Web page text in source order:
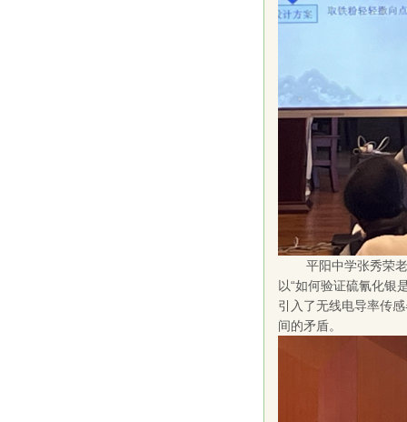
平阳中学张秀荣
以“如何验证硫氰化银
引入了无线电导率传
间的矛盾。